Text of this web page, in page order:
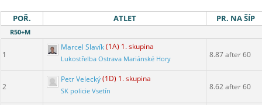
POŘ. ATLET PR. NA ŠÍP
R50+M
1
Marcel Slavík(1A) 1. skupina
Lukostřelba Ostrava Mariánské Hory 8.87 after 60
2
Petr Velecký(1D) 1. skupina
SK policie Vsetín 8.62 after 60